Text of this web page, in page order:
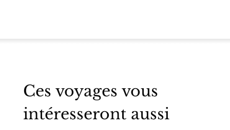
Ces voyages vous
intéresseront aussi